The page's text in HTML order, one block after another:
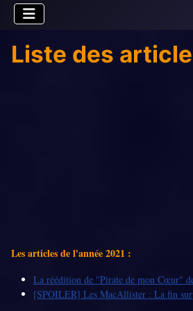
Liste des
Les articles de l'année 2021 :
La réédition de "Pirate de mon Cœur"
[SPOILER] Les MacAllister : La fin